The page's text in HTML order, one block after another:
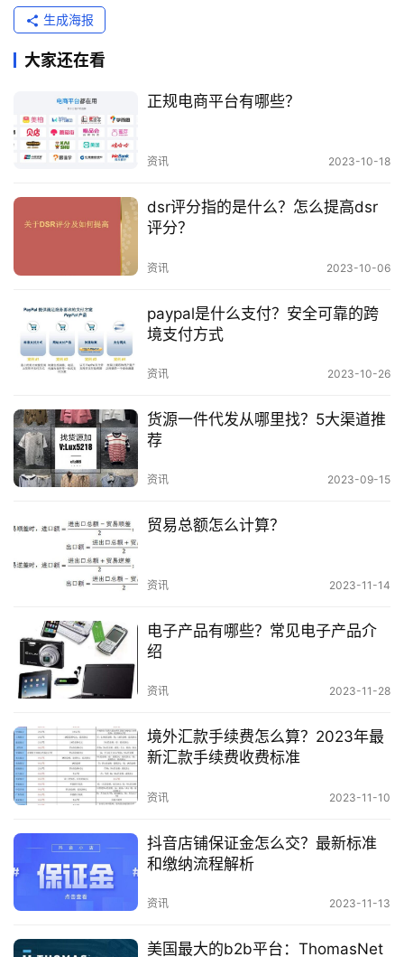
跨
电
平
台
如果您认为自己被恶意投诉，可以向投诉平台进行申
诉。申诉时，请详细说明情况，并提供相关证据。
寻求专业帮助
如果您对如何应对侵权投诉有疑问，可以寻求专业律
自己的合法权益。
在发布作品时，要注意查明作品的版权归属，避
免使用他人未经授权的作品。
在收到侵权投诉后，要及时采取措施应对，避免
情况恶化。
法权益。
希望这篇文章对您有所帮助。
生成海报
大家还在看
正规电商平台有哪些？
资讯 2023-10-18
dsr评分指的是什么？怎么提高dsr
评分？
资讯 2023-10-06
paypal是什么支付？安全可靠的跨
境支付方式
资讯 2023-10-26
货源一件代发从哪里找？5大渠道推
荐
资讯 2023-09-15
贸易总额怎么计算？
资讯 2023-11-14
电子产品有哪些？常见电子产品介
绍
资讯 2023-11-28
境外汇款手续费怎么算？2023年最
新汇款手续费收费标准
资讯 2023-11-10
抖音店铺保证金怎么交？最新标准
和缴纳流程解析
资讯 2023-11-13
美国最大的b2b平台：ThomasNet